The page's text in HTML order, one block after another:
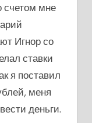
счетом мне
Игнор со
ставки
я поставил
меня
деньги.